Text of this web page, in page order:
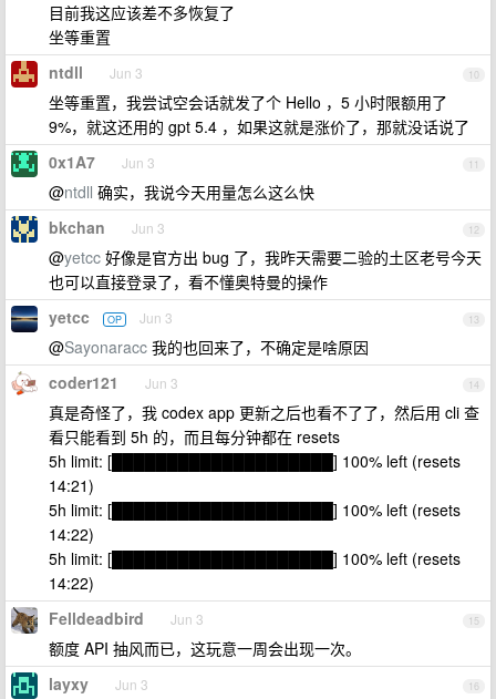
目前我这应该差不多恢复了
坐等重置
10
ntdll Jun 3
坐等重置，我尝试空会话就发了个 Hello ，5 小时限额用了
9%，就这还用的 gpt 5.4 ，如果这就是涨价了，那就没话说了
11
0x1A7 Jun 3
@ntdll 确实，我说今天用量怎么这么快
12
bkchan Jun 3
@yetcc 好像是官方出 bug 了，我昨天需要二验的土区老号今天
也可以直接登录了，看不懂奥特曼的操作
13
yetcc OP Jun 3
@Sayonaracc 我的也回来了，不确定是啥原因
14
coder121 Jun 3
真是奇怪了，我 codex app 更新之后也看不了了，然后用 cli 查
看只能看到 5h 的，而且每分钟都在 resets
5h limit: [████████████████████] 100% left (resets
14:21)
5h limit: [████████████████████] 100% left (resets
14:22)
5h limit: [████████████████████] 100% left (resets
14:22)
15
Felldeadbird Jun 3
额度 API 抽风而已，这玩意一周会出现一次。
16
layxy Jun 3